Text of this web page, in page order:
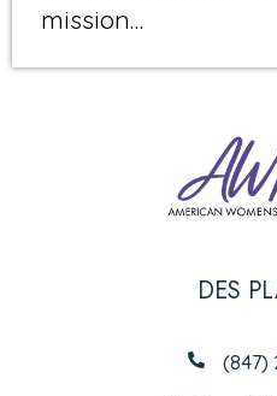
mission…
DES
(847)